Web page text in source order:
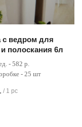
ведром для
полоскания 6л
- 582 р.
- 25 шт
/ 1 pc